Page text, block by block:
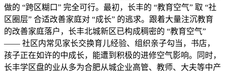
做的 “跨区糊口” 完全可行。最初，长丰的 “教育空气” 取 “社
区圈层” 合适改善家庭对 “成长” 的逃求。跟着大量注沉教育
的改善家庭落户，长丰北城新区已构成稠密的 “教育空气”
—— 社区内常见家长交换育儿经验、组织亲子勾当，书店，
孩子正在如许的中成长，能遭到积极的进修空气影响。同时，
长丰学区盘的业从多为合肥从城企业高管、教师、大夫等中产